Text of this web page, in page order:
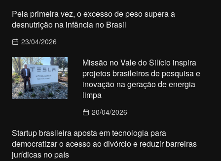
Pela primeira vez, o excesso de peso supera a
desnutrição na infância no Brasil
23/04/2026
Missão no Vale do Silício inspira
projetos brasileiros de pesquisa e
inovação na geração de energia
limpa
20/04/2026
Startup brasileira aposta em tecnologia para
democratizar o acesso ao divórcio e reduzir barreiras
jurídicas no país